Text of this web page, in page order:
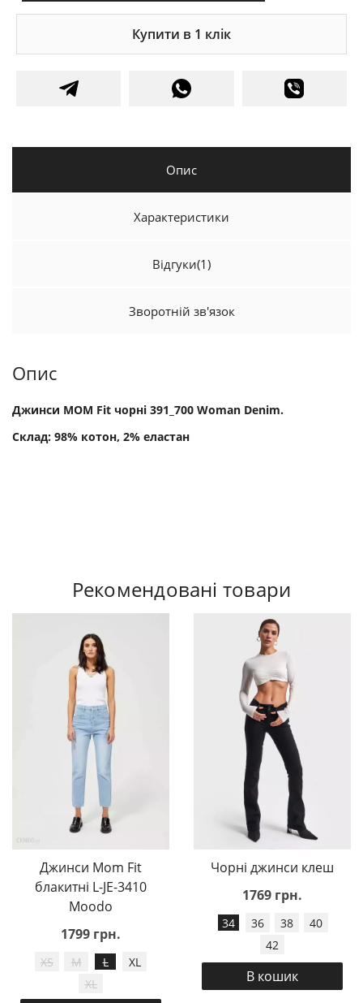
Купити в 1 клік
Опис
Характеристики
Відгуки(1)
Зворотній зв'язок
Опис
Джинси MOM Fit чорні 391_700 Woman Denim.
Склад: 98% котон, 2% еластан
Рекомендовані товари
Джинси Mom Fit
блакитні L-JE-3410
Moodo
1799 грн.
XS M L
XL
XL
Чорні джинси клеш
1769 грн.
34 36 38
40
42
В кошик